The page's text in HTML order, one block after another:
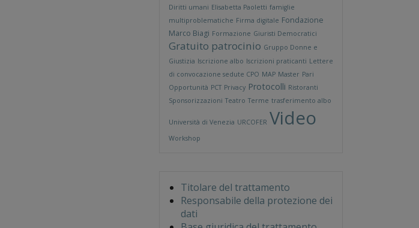
Diritti umani Elisabetta Paoletti famiglie
multiproblematiche Firma digitale Fondazione
Marco Biagi Formazione Giuristi Democratici
Gratuito patrocinio Gruppo Donne e
Giustizia Iscrizione albo Iscrizioni praticanti Lettere
di convocazione sedute CPO MAP Master Pari
Opportunità PCT Privacy Protocolli Ristoranti
Sponsorizzazioni Teatro Terme trasferimento albo
Università di Venezia URCOFER Video
Workshop
Titolare del trattamento
Responsabile della protezione dei
dati